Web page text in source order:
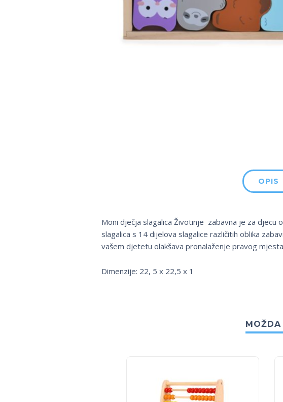
OPIS
Moni dječja slagalica Životinje zabavna je za djecu
slagalica s 14 dijelova slagalice različitih oblika
vašem djetetu olakšava pronalaženje pravog
Dimenzije: 22, 5 x 22,5 x 1